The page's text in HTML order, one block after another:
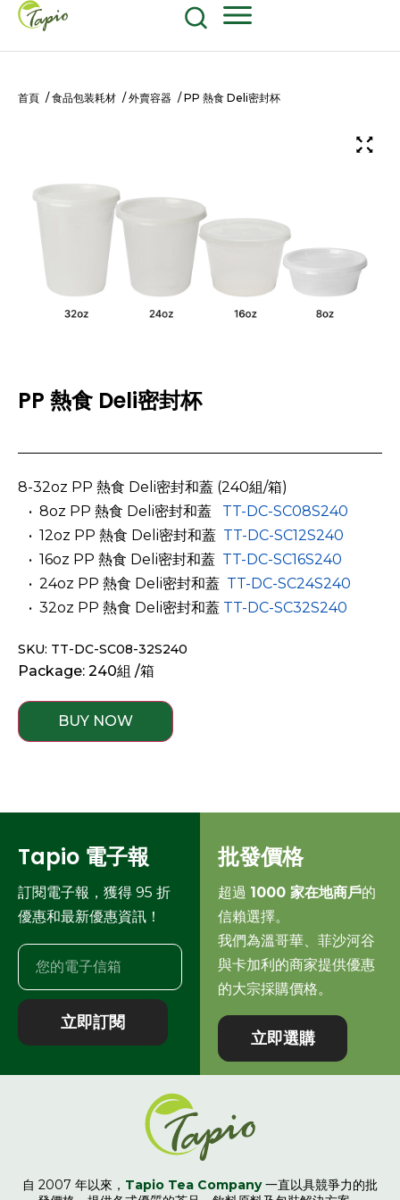
首頁 / 食品包装耗材 / 外賣容器 / PP 熱食 Deli密封杯
PP 熱食 Deli密封杯
8-32oz PP 熱食 Deli密封和蓋 (240組/箱)
­­ ­ • 8oz PP 熱食 Deli密封和蓋 TT-DC-SC08S240
­­ ­ • 12oz PP 熱食 Deli密封和蓋 TT-DC-SC12S240
­­ ­ • 16oz PP 熱食 Deli密封和蓋 TT-DC-SC16S240
­­ ­ • 24oz PP 熱食 Deli密封和蓋 TT-DC-SC24S240
­­ ­ • 32oz PP 熱食 Deli密封和蓋 TT-DC-SC32S240
SKU: TT-DC-SC08-32S240
Package: 240組 /箱
BUY NOW
Tapio 電子報
訂閱電子報，獲得 95 折
優惠和最新優惠資訊！
立即訂閱
批發價格
超過 1000 家在地商戶的
信賴選擇。
我們為溫哥華、菲沙河谷
與卡加利的商家提供優惠
的大宗採購價格。
立即選購
自 2007 年以來， Tapio Tea Company 一直以具競爭力的批